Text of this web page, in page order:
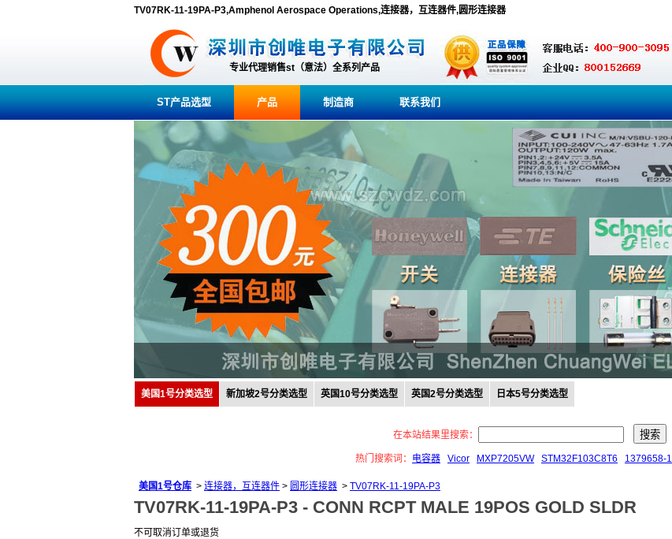
TV07RK-11-19PA-P3,Amphenol Aerospace Operations,连接器，互连器件,圆形连接器
专业代理销售st（意法）全系列产品
ST产品选型 产品 制造商 联系我们
美国1号分类选型 新加坡2号分类选型 英国10号分类选型 英国2号分类选型 日本5号分类选型
在本站结果里搜索：
热门搜索词： 电容器 Vicor MXP7205VW STM32F103C8T6 1379658-1
美国1号仓库 > 连接器，互连器件 > 圆形连接器 > TV07RK-11-19PA-P3
TV07RK-11-19PA-P3 - CONN RCPT MALE 19POS GOLD SLDR
不可取消订单或退货